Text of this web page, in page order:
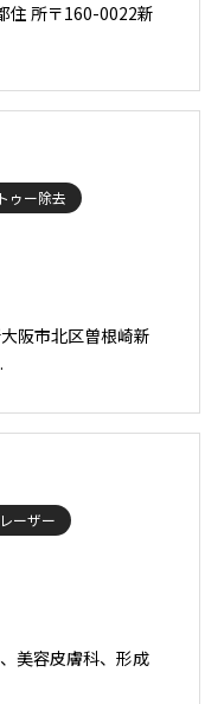
住 所〒160-0022新
ゥー除去
阪市北区曽根崎新
ーザー
美容皮膚科、形成